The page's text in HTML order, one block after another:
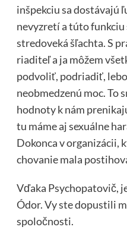
inšpekciu sa dostávajú
nevyzretí a túto
stredoveká šľachta. S
riaditeľ a ja môžem
podvoliť, podriadiť,
neobmedzenú moc. To
hodnoty k nám
tu máme aj sexuálne
Dokonca v organizácii,
chovanie mala
Vďaka Psychopatovič,
Ódor. Vy ste dopustili
spoločnosti.